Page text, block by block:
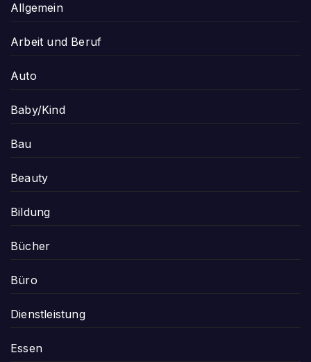
Allgemein
Arbeit und Beruf
Auto
Baby/Kind
Bau
Beauty
Bildung
Bücher
Büro
Dienstleistung
Essen